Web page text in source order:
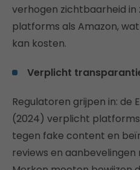
verhogen zichtbaarheid in
platforms als Amazon,
kan kosten.
Verplicht
Regulatoren grijpen in: de
(2024) verplicht
tegen fake content en
reviews en aanbevelingen